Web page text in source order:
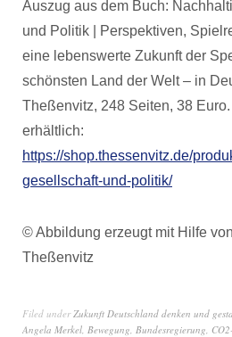
Auszug aus dem Buch:
und Politik | Perspektiven,
eine lebenswerte Zukunft der
schönsten Land der Welt – in
Theßenvitz, 248 Seiten, 38
erhältlich:
https://shop.thessenvitz.de/
gesellschaft-und-politik/
© Abbildung erzeugt mit Hilfe
Theßenvitz
Filed underZukunft Deutschland denken und
Angela Merkel, Bewegung, Bundesregierung,